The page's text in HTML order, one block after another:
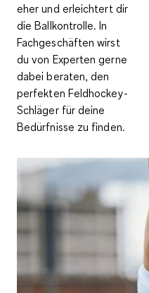
eher und erleichtert dir
die Ballkontrolle. In
Fachgeschäften wirst
du von Experten gerne
dabei beraten, den
perfekten Feldhockey-
Schläger für deine
Bedürfnisse zu finden.